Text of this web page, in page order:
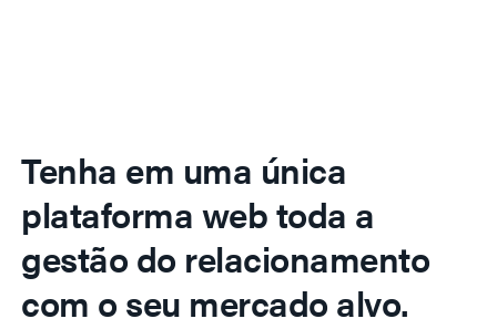
Tenha em uma única
plataforma web toda a
gestão do relacionamento
com o seu mercado alvo.